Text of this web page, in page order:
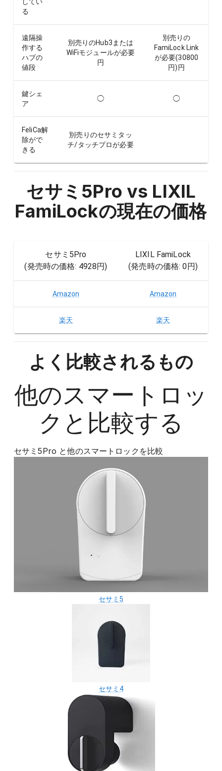
る
遠隔操
作する
ハブの
値段
別売りのHub3または
WiFiモジュールが必要
円
別売りの
FamiLock Link
が必要(30800
円)円
鍵シェ
ア
◯ ◯
FeliCa解
除がで
きる
別売りのセサミタッ
チ/タッチプロが必要
セサミ5Pro vs LIXIL
FamiLockの現在の価格
セサミ5Pro
(発売時の価格: 4928円)
LIXIL FamiLock
(発売時の価格:0円)
Amazon Amazon
楽天 楽天
よく比較されるもの
他のスマートロッ
ク と比較する
セサミ5Pro と他のスマートロック を比較
セサミ5
セサミ4